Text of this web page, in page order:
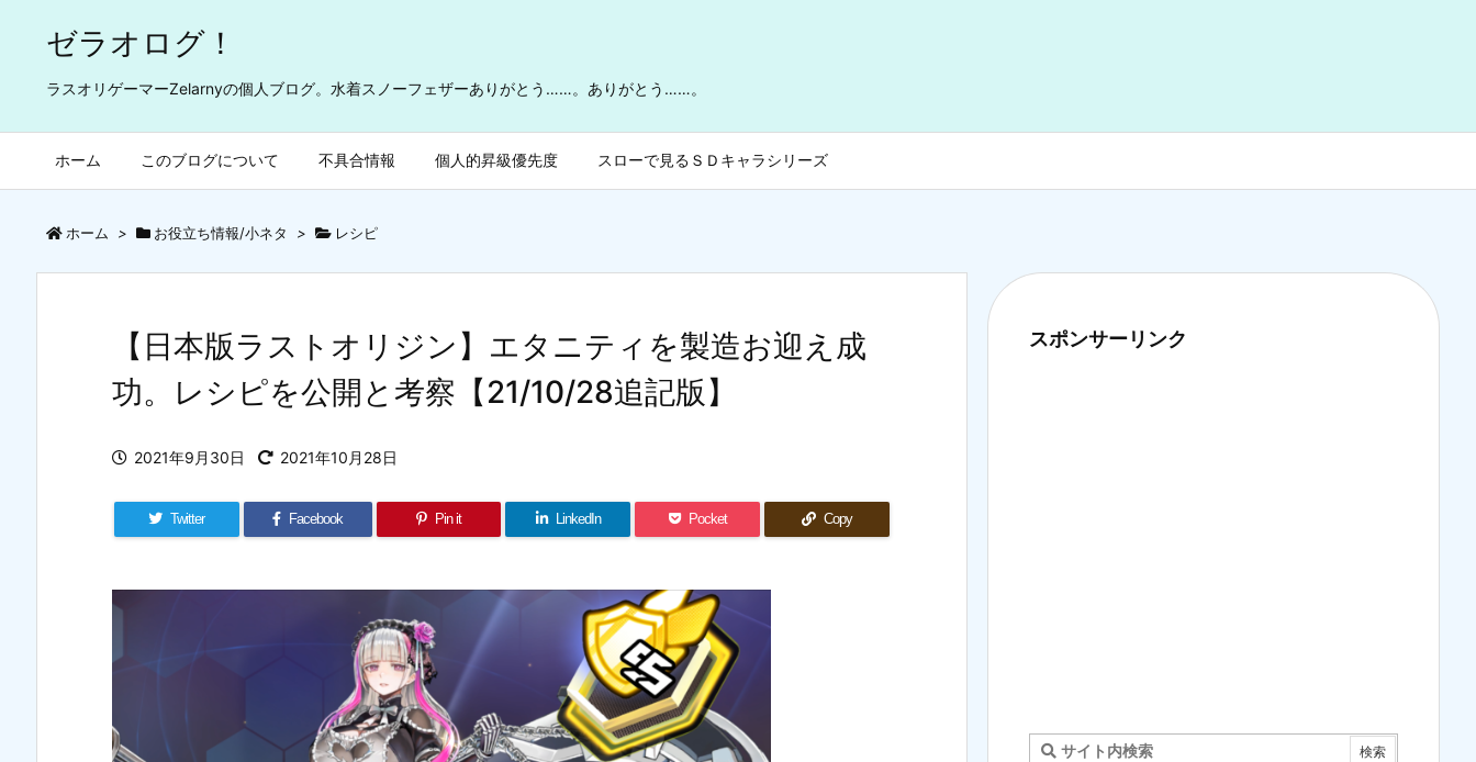
ゼラオログ！
ラスオリゲーマーZelarnyの個人ブログ。水着スノーフェザーありがとう……。ありがとう……。
ホーム このブログについて 不具合情報 個人的昇級優先度 スローで見るＳＤキャラシリーズ
ホーム > お役立ち情報/小ネタ > レシピ
【日本版ラストオリジン】エタニティを製造お迎え成
功。レシピを公開と考察【21/10/28追記版】
2021年9月30日 2021年10月28日
Twitter Facebook Pin it LinkedIn Pocket Copy
スポンサーリンク